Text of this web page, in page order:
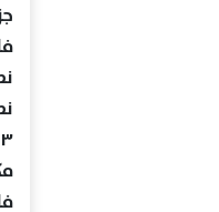
٣ ملاعق ذرة